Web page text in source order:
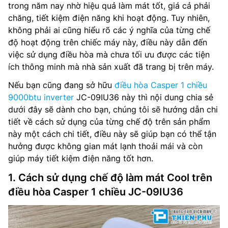
trong năm nay nhờ hiệu quả làm mát tốt, giá cả phải
chăng, tiết kiệm điện năng khi hoạt động. Tuy nhiên,
không phải ai cũng hiểu rõ các ý nghĩa của từng chế
độ hoạt động trên chiếc máy này, điều này dẫn đến
việc sử dụng điều hòa mà chưa tối ưu được các tiện
ích thông minh mà nhà sản xuất đã trang bị trên máy.
Nếu bạn cũng đang sở hữu điều hòa Casper 1 chiều
9000btu inverter JC-09IU36 này thì nội dung chia sẻ
dưới đây sẽ dành cho bạn, chúng tôi sẽ hướng dẫn chi
tiết về cách sử dụng của từng chế độ trên sản phẩm
này một cách chi tiết, điều này sẽ giúp bạn có thể tận
hưởng được không gian mát lạnh thoải mái và còn
giúp máy tiết kiệm điện năng tốt hơn.
1. Cách sử dụng chế độ làm mát Cool trên
điều hòa Casper 1 chiều JC-09IU36